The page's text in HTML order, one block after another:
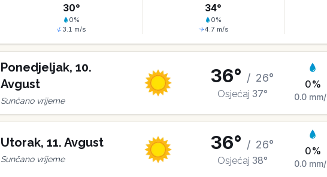
30°
0%
3.1 m/s
34°
0%
4.7 m/s
Ponedjeljak, 10.
Avgust
Sunčano vrijeme
36° / 26°
Osjećaj 37°
0%
0.0
Utorak, 11. Avgust
Sunčano vrijeme
36° / 26°
Osjećaj 38°
0%
0.0